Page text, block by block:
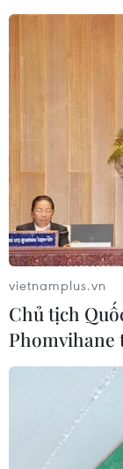
vietnamplus.vn
Chủ tịch
Phomvihane